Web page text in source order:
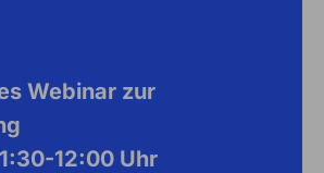
Webinar zur
12:00 Uhr